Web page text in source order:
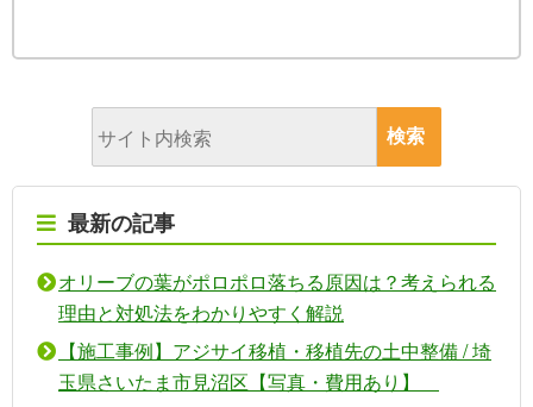
最新の記事
オリーブの葉がポロポロ落ちる原因は？考えられる
理由と対処法をわかりやすく解説
【施工事例】アジサイ移植・移植先の土中整備 / 埼
玉県さいたま市見沼区【写真・費用あり】